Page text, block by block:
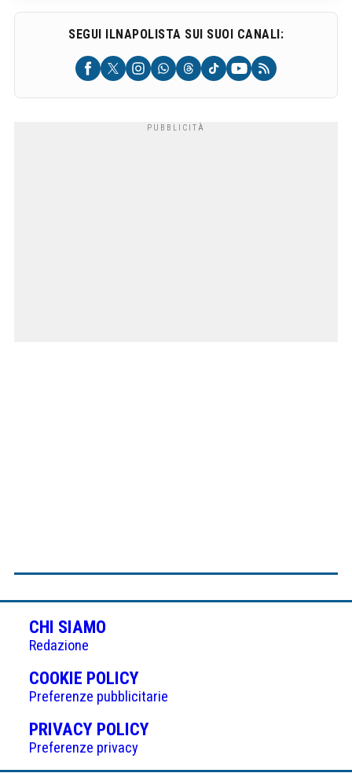
SEGUI ILNAPOLISTA SUI SUOI CANALI:
CHI SIAMO
Redazione
COOKIE POLICY(APRE
IN
UNA
NUOVA
Preferenze pubblicitarie
PRIVACY POLICY(APRE
Preferenze privacy